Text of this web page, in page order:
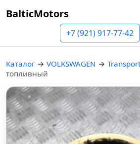
BalticMotors
+7 (921) 917-77-42
Каталог → VOLKSWAGEN →
топливный